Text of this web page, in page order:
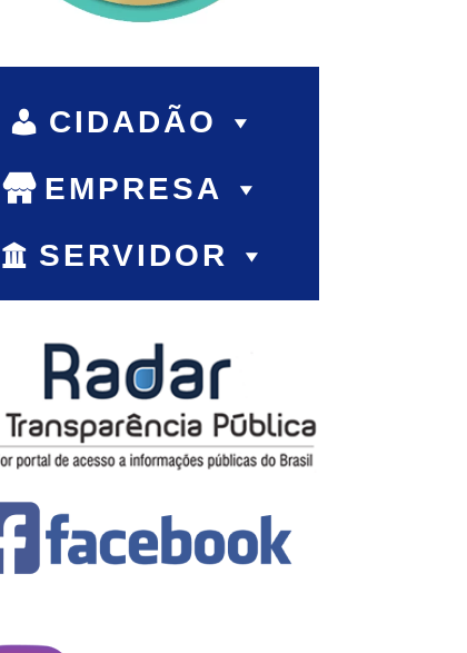
CIDADÃO
EMPRESA
SERVIDOR